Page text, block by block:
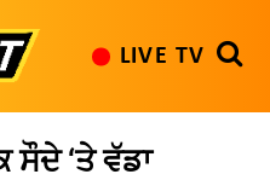
LIVE TV
ਸੌਦੇ ‘ਤੇ ਵੱਡਾ